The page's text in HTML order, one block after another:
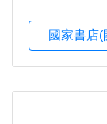
國家書店